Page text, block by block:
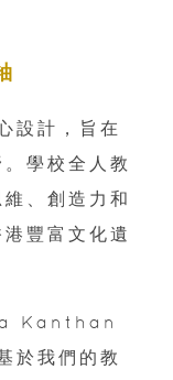
設計，旨在
學校全人教
、創造力和
豐富文化遺
Kanthan
於我們的教